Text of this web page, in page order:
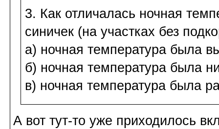
3. Как отличалась ночная
синичек (на участках без
а) ночная температура была
б) ночная температура была
в) ночная температура была
А вот тут-то уже приходилось